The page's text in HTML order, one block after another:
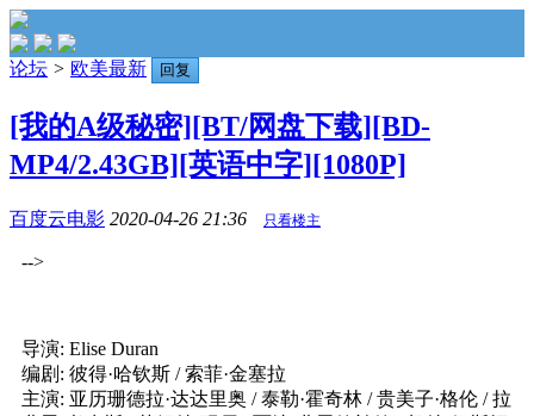
论坛 > 欧美最新 回复
[我的A级秘密][BT/网盘下载][BD-
MP4/2.43GB][英语中字][1080P]
百度云电影 2020-04-26 21:36 只看楼主
-->
导演: Elise Duran
编剧: 彼得·哈钦斯 / 索菲·金塞拉
主演: 亚历珊德拉·达达里奥 / 泰勒·霍奇林 / 贵美子·格伦 / 拉